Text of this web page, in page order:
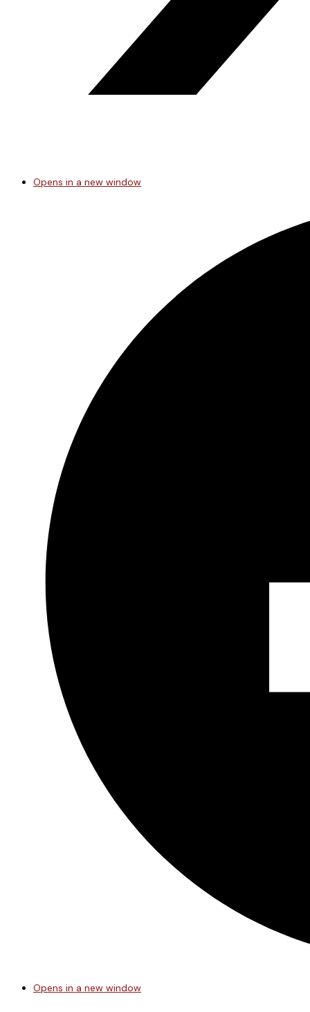
Opens in a new window
Opens in a new window